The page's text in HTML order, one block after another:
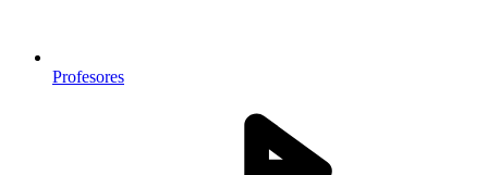
Profesores